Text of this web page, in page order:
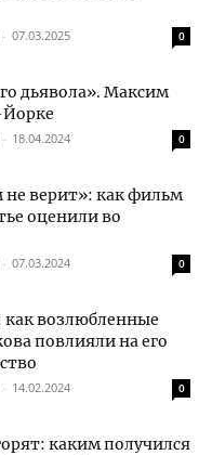
- 07.03.2025 0
дьявола». Максим
- 18.04.2024 0
не верит»: как фильм
оценили во
- 07.03.2024 0
возлюбленные
повлияли на его
- 14.02.2024 0
каким получился